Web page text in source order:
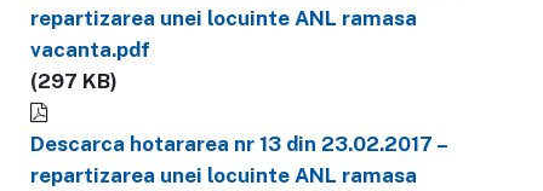
repartizarea unei locuinte ANL ramasa
vacanta.pdf
(297 KB)
Descarca hotararea nr 13 din 23.02.2017 –
repartizarea unei locuinte ANL ramasa